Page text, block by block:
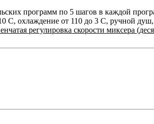
программ по 5 шагов в каждой
С, охлаждение от 110 до 3 С, ручной
регулировка скорости миксера